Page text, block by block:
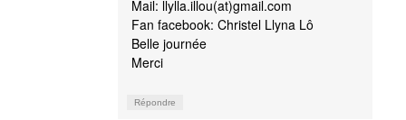
Mail: llylla.illou(at)gmail.com
Fan facebook: Christel Llyna Lô
Belle journée
Merci
Répondre